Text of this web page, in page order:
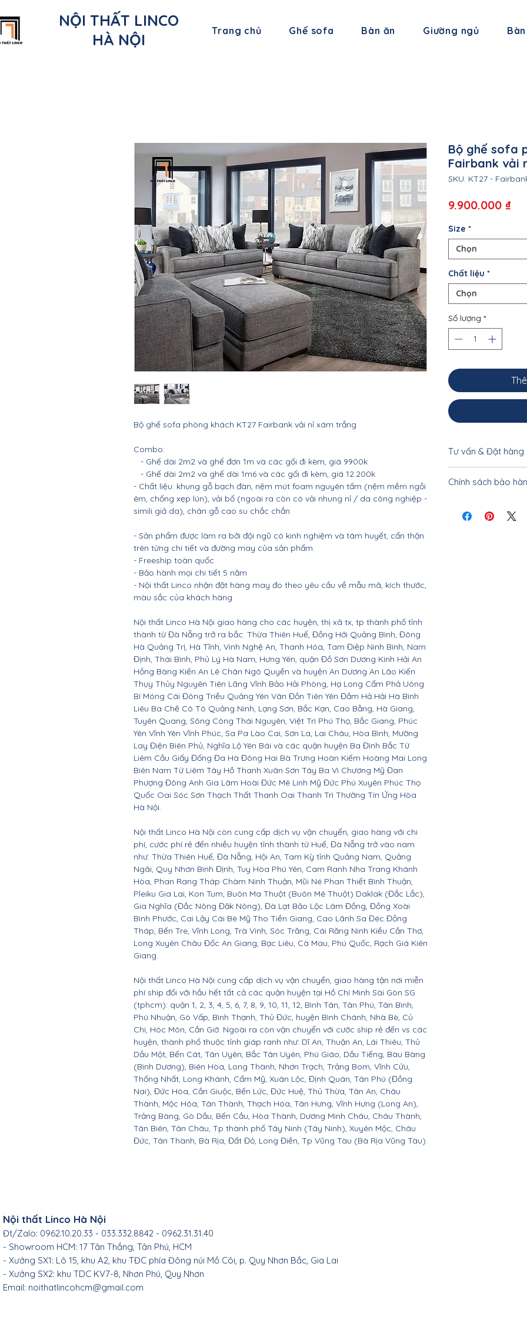
NỘI THẤT LINCO
HÀ NỘI
Trang chủ Ghế sofa Bàn ăn Giường ngủ
Bộ ghế sofa phòng khách KT27 Fairbank vải nỉ xám trắng
Combo:
- Ghế dài 2m2 và ghế đơn 1m và các gối đi kèm, giá 9900k
- Ghế dài 2m2 và ghế dài 1m6 và các gối đi kèm, giá 12.200k
- Chất liệu: khung gỗ bạch đàn, nệm mút foam nguyên tấm (nệm mềm ngồi
êm, chống xẹp lún), vải bố (ngoài ra còn có vải nhung nỉ / da công nghiệp -
simili giả da), chân gỗ cao su chắc chắn
- Sản phẩm được làm ra bởi đội ngũ có kinh nghiệm và tâm huyết, cẩn thận
trên từng chi tiết và đường may của sản phẩm.
- Freeship toàn quốc
- Bảo hành mọi chi tiết 5 năm
- Nội thất Linco nhận đặt hàng may đo theo yêu cầu về mẫu mã, kích thước,
màu sắc của khách hàng
Nội thất Linco Hà Nội giao hàng cho các huyện, thị xã tx, tp thành phố tỉnh
thành từ Đà Nẵng trở ra bắc: Thừa Thiên Huế, Đồng Hới Quảng Bình, Đông
Hà Quảng Trị, Hà Tĩnh, Vinh Nghệ An, Thanh Hóa, Tam Điệp Ninh Bình, Nam
Định, Thái Bình, Phủ Lý Hà Nam, Hưng Yên, quận Đồ Sơn Dương Kinh Hải An
Hồng Bàng Kiến An Lê Chân Ngô Quyền và huyện An Dương An Lão Kiến
Thụy Thủy Nguyên Tiên Lãng Vĩnh Bảo Hải Phòng, Hạ Long Cẩm Phả Uông
Bí Móng Cái Đông Triều Quảng Yên Vân Đồn Tiên Yên Đầm Hả Hải Hà Bình
Liêu Ba Chẽ Cô Tô Quảng Ninh, Lạng Sơn, Bắc Kạn, Cao Bằng, Hà Giang,
Tuyên Quang, Sông Công Thái Nguyên, Việt Trì Phú Thọ, Bắc Giang, Phúc
Yên Vĩnh Yên Vĩnh Phúc, Sa Pa Lào Cai, Sơn La, Lai Châu, Hòa Bình, Mường
Lay Điện Biên Phủ, Nghĩa Lộ Yên Bái và các quận huyện Ba Đình Bắc Từ
Liêm Cầu Giấy Đống Đa Hà Đông Hai Bà Trưng Hoàn Kiếm Hoàng Mai Long
Biên Nam Từ Liêm Tây Hồ Thanh Xuân Sơn Tây Ba Vì Chương Mỹ Đan
Phượng Đông Anh Gia Lâm Hoài Đức Mê Linh Mỹ Đức Phú Xuyên Phúc Thọ
Quốc Oai Sóc Sơn Thạch Thất Thanh Oai Thanh Trì Thường Tín Ứng Hòa
Hà Nội.
Nội thất Linco Hà Nội còn cung cấp dịch vụ vận chuyển, giao hàng với chi
phí, cước phí rẻ đến nhiều huyện tỉnh thành từ Huế, Đà Nẵng trở vào nam
như: Thừa Thiên Huế, Đà Nẵng, Hội An, Tam Kỳ tỉnh Quảng Nam, Quảng
Ngãi, Quy Nhơn Bình Định, Tuy Hòa Phú Yên, Cam Ranh Nha Trang Khánh
Hòa, Phan Rang Tháp Chàm Ninh Thuận, Mũi Né Phan Thiết Bình Thuận,
Pleiku Gia Lai, Kon Tum, Buôn Ma Thuột (Buôn Mê Thuột) Daklak (Đắc Lắc),
Gia Nghĩa (Đắc Nông Đăk Nông), Đà Lạt Bảo Lộc Lâm Đồng, Đồng Xoài
Bình Phước, Cai Lậy Cái Bè Mỹ Tho Tiền Giang, Cao Lãnh Sa Đéc Đồng
Tháp, Bến Tre, Vĩnh Long, Trà Vinh, Sóc Trăng, Cái Răng Ninh Kiều Cần Thơ,
Long Xuyên Châu Đốc An Giang, Bạc Liêu, Cà Mau, Phú Quốc, Rạch Giá Kiên
Giang.
Nội thất Linco Hà Nội cung cấp dịch vụ vận chuyển, giao hàng tận nơi miễn
phí ship đối với hầu hết tất cả các quận huyện tại Hồ Chí Minh Sài Gòn SG
(tphcm): quận 1, 2, 3, 4, 5, 6, 7, 8, 9, 10, 11, 12, Bình Tân, Tân Phú, Tân Bình,
Phú Nhuận, Gò Vấp, Bình Thạnh, Thủ Đức, huyện Bình Chánh, Nhà Bè, Củ
Chi, Hóc Môn, Cần Giờ. Ngoài ra còn vận chuyển với cước ship rẻ đến vs các
huyện, thành phố thuộc tỉnh giáp ranh như: Dĩ An, Thuận An, Lái Thiêu, Thủ
Dầu Một, Bến Cát, Tân Uyên, Bắc Tân Uyên, Phú Giáo, Dầu Tiếng, Bàu Bàng
(Bình Dương), Biên Hòa, Long Thành, Nhơn Trạch, Trảng Bom, Vĩnh Cửu,
Thống Nhất, Long Khánh, Cẩm Mỹ, Xuân Lộc, Định Quán, Tân Phú (Đồng
Nai), Đức Hòa, Cần Giuộc, Bến Lức, Đức Huệ, Thủ Thừa, Tân An, Châu
Thành, Mộc Hóa, Tân Thành, Thạch Hóa, Tân Hưng, Vĩnh Hưng (Long An),
Trảng Bàng, Gò Dầu, Bến Cầu, Hòa Thành, Dương Minh Châu, Châu Thành,
Tân Biên, Tân Châu, Tp thành phố Tây Ninh (Tây Ninh), Xuyên Mộc, Châu
Đức, Tân Thành, Bà Rịa, Đất Đỏ, Long Điền, Tp Vũng Tàu (Bà Rịa Vũng Tàu).
Bộ ghế sofa
Fairbank vải
SKU: KT27 -
9.900.000 ₫Giá
Size *
Chọn
Chất liệu *
Chọn
Số lượng *
Tư vấn & Đặt hàng
khách vui lòng liên
Chính sách bảo
Nội thất Linco Hà Nội
Đt/Zalo: 0962.10.20.33 - 033.332.8842 - 0962.31.31.40
- Showroom HCM: 17 Tân Thắng, Tân Phú, HCM
- Xưởng SX1: Lô 15, khu A2, khu TĐC phía Đông núi Mồ Côi, p. Quy Nhơn Bắc, Gia Lai
- Xưởng SX2: khu TDC KV7-8, Nhơn Phú, Quy Nhơn
Email: noithatlincohcm@gmail.com